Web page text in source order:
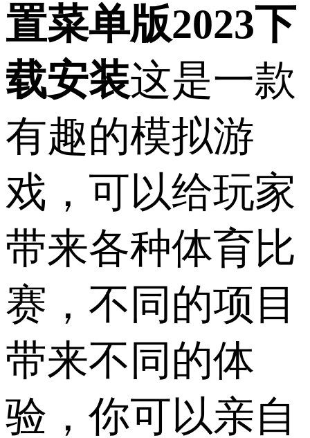
置菜单版2023下
载安装这是一款
有趣的模拟游
戏，可以给玩家
带来各种体育比
赛，不同的项目
带来不同的体
验，你可以亲自